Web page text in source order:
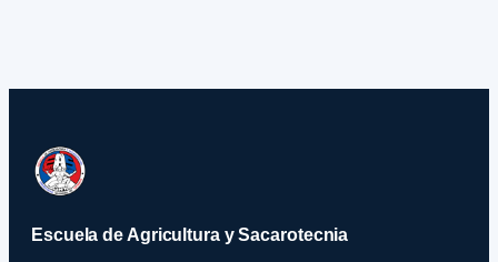
Escuela de Agricultura y Sacarotecnia